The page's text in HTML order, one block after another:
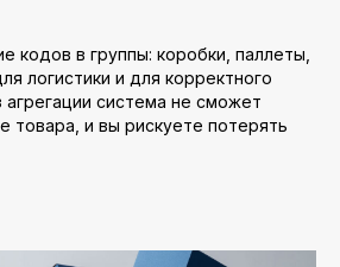
кодов в группы: коробки, паллеты,
логистики и для корректного
система не сможет
товара, и вы рискуете потерять